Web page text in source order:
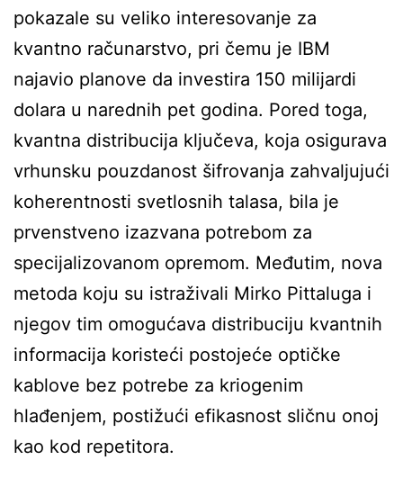
pokazale su veliko interesovanje za
kvantno računarstvo, pri čemu je IBM
najavio planove da investira 150 milijardi
dolara u narednih pet godina. Pored toga,
kvantna distribucija ključeva, koja osigurava
vrhunsku pouzdanost šifrovanja zahvaljujući
koherentnosti svetlosnih talasa, bila je
prvenstveno izazvana potrebom za
specijalizovanom opremom. Međutim, nova
metoda koju su istraživali Mirko Pittaluga i
njegov tim omogućava distribuciju kvantnih
informacija koristeći postojeće optičke
kablove bez potrebe za kriogenim
hlađenjem, postižući efikasnost sličnu onoj
kao kod repetitora.